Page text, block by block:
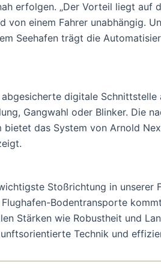
erfolgen. „Der Vorteil liegt auf
einem Fahrer unabhängig.
Seehafen trägt die
digitale
Gangwahl oder Blinker. Die
das System von Arnold
Stoßrichtung in unserer
Bodentransporte
Stärken wie Robustheit und
Technik und